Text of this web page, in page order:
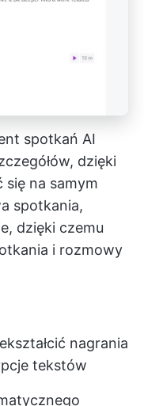
spotkań AI
dzięki
się na samym
spotkania,
dzięki czemu
i rozmowy
nagrania
tekstów